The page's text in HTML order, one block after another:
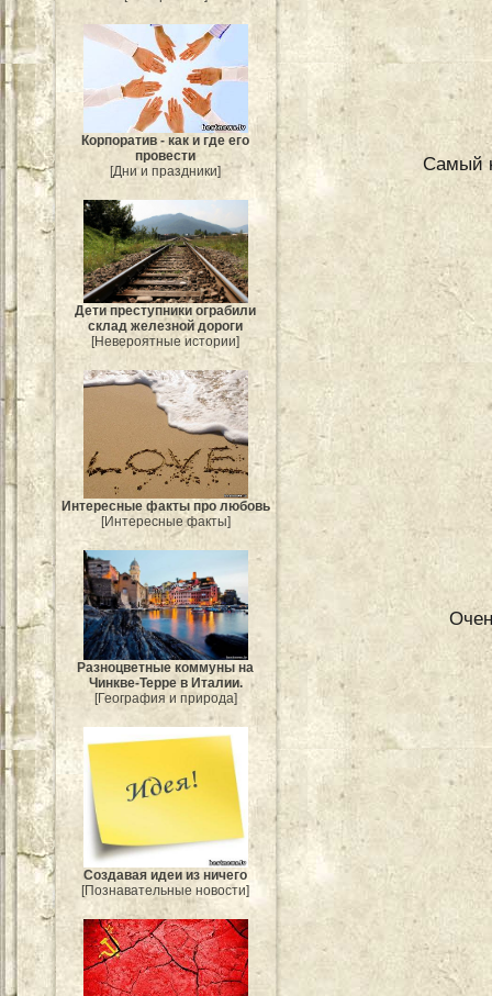
Корпоратив - как и где его
провести
[Дни и праздники]
Дети преступники ограбили
склад железной дороги
[Невероятные истории]
Интересные факты про любовь
[Интересные факты]
Разноцветные коммуны на
Чинкве-Терре в Италии.
[География и природа]
Создавая идеи из ничего
[Познавательные новости]
Самый